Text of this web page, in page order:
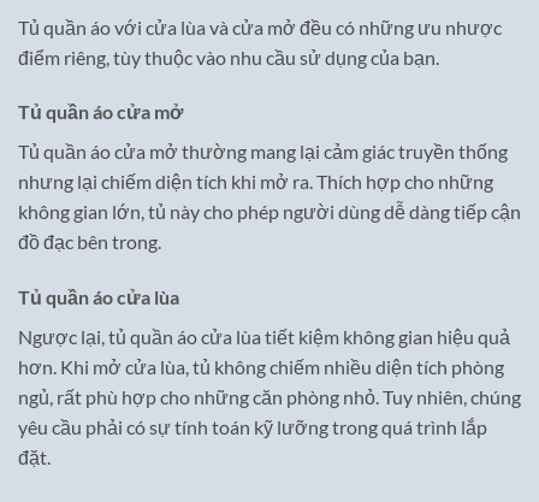
Tủ quần áo với cửa lùa và cửa mở đều có những ưu nhược
điểm riêng, tùy thuộc vào nhu cầu sử dụng của bạn.
Tủ quần áo cửa mở
Tủ quần áo cửa mở thường mang lại cảm giác truyền thống
nhưng lại chiếm diện tích khi mở ra. Thích hợp cho những
không gian lớn, tủ này cho phép người dùng dễ dàng tiếp cận
đồ đạc bên trong.
Tủ quần áo cửa lùa
Ngược lại, tủ quần áo cửa lùa tiết kiệm không gian hiệu quả
hơn. Khi mở cửa lùa, tủ không chiếm nhiều diện tích phòng
ngủ, rất phù hợp cho những căn phòng nhỏ. Tuy nhiên, chúng
yêu cầu phải có sự tính toán kỹ lưỡng trong quá trình lắp
đặt.